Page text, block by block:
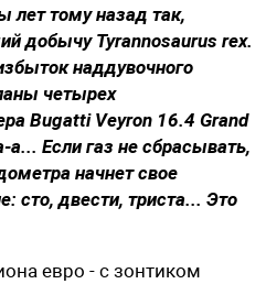
лет тому назад так,
добычу Tyrannosaurus rex.
наддувочного
четырех
Bugatti Veyron 16.4 Grand
Если газ не сбрасывать,
начнет свое
сто, двести, триста... Это
евро - с зонтиком